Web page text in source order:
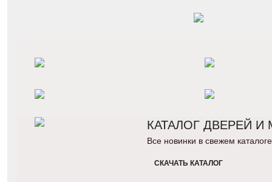
КАТАЛОГ ДВЕРЕЙ И
Все новинки в свежем каталоге
СКАЧАТЬ КАТАЛОГ